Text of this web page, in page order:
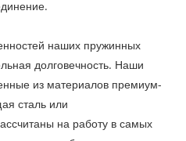
наших пружинных
долговечность. Наши
из материалов премиум-
сталь или
на работу в самых